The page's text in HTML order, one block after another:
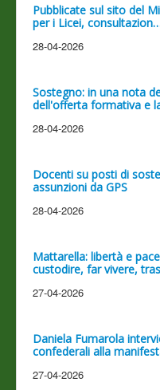
Pubblicate sul sito del
per i Licei,
28-04-2026
Sostegno: in una nota
dell'offerta formativa e
28-04-2026
Docenti su posti di
assunzioni da GPS
28-04-2026
Mattarella: libertà e
custodire, far vivere,
27-04-2026
Daniela Fumarola
confederali alla
27-04-2026